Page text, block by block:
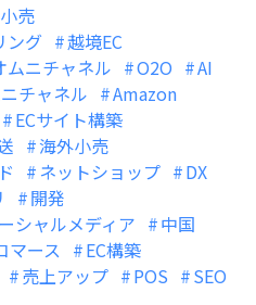
小売
ング
越境EC
ムニチャネル O2O
AI
チャネル
Amazon
ECサイト構築
海外小売
ネットショップ
DX
開発
シャルメディア
中国
マース
EC構築
売上アップ POS
SEO